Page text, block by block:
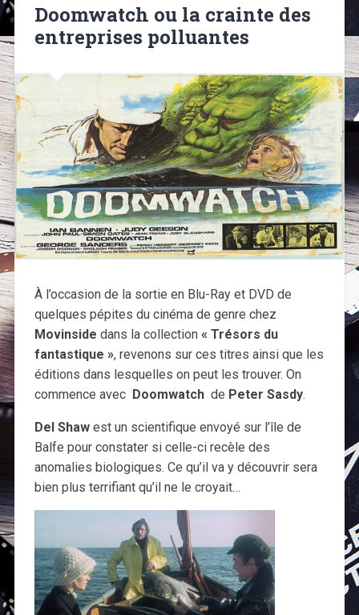
Doomwatch ou la crainte des
entreprises polluantes
À l’occasion de la sortie en Blu-Ray et DVD de
quelques pépites du cinéma de genre chez
Movinside dans la collection« Trésors du
fantastique », revenons sur ces titres ainsi que les
éditions dans lesquelles on peut les trouver. On
commence avec Doomwatchde Peter Sasdy.
Del Shawest un scientifique envoyé sur l’île de
Balfe pour constater si celle-ci recèle des
anomalies biologiques. Ce qu’il va y découvrir sera
bien plus terrifiant qu’il ne le croyait…